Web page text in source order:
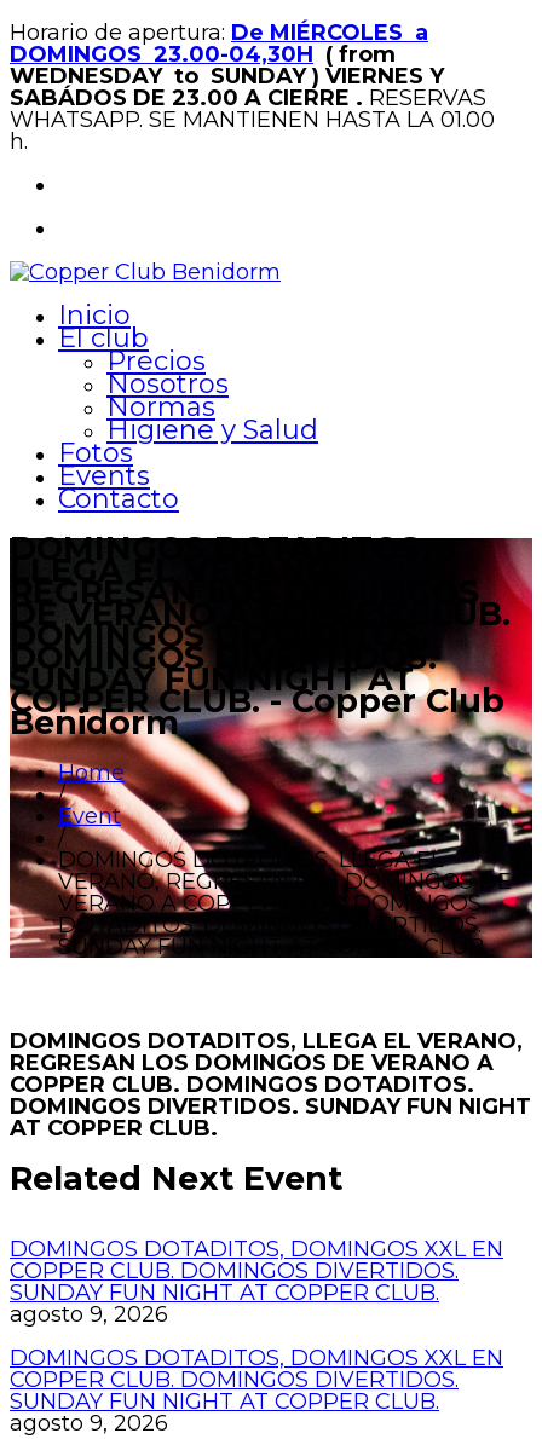
Horario de apertura: De MIÉRCOLES a
DOMINGOS 23.00-04,30H ( from
WEDNESDAY to SUNDAY ) VIERNES Y
SABÁDOS DE 23.00 A CIERRE . RESERVAS
WHATSAPP. SE MANTIENEN HASTA LA 01.00
h.
Inicio
El club
Precios
Nosotros
Normas
Higiene y Salud
Fotos
Events
Contacto
DOMINGOS DOTADITOS,
LLEGA EL VERANO,
REGRESAN LOS DOMINGOS
DE VERANO A COPPER CLUB.
DOMINGOS DOTADITOS.
DOMINGOS DIVERTIDOS.
SUNDAY FUN NIGHT AT
COPPER CLUB. - Copper Club
Benidorm
Home
/
Event
/
DOMINGOS DOTADITOS, LLEGA EL
VERANO, REGRESAN LOS DOMINGOS DE
VERANO A COPPER CLUB. DOMINGOS
DOTADITOS. DOMINGOS DIVERTIDOS.
SUNDAY FUN NIGHT AT COPPER CLUB.
DOMINGOS DOTADITOS, LLEGA EL VERANO,
REGRESAN LOS DOMINGOS DE VERANO A
COPPER CLUB. DOMINGOS DOTADITOS.
DOMINGOS DIVERTIDOS. SUNDAY FUN NIGHT
AT COPPER CLUB.
Related Next Event
DOMINGOS DOTADITOS, DOMINGOS XXL EN
COPPER CLUB. DOMINGOS DIVERTIDOS.
SUNDAY FUN NIGHT AT COPPER CLUB.
agosto 9, 2026
DOMINGOS DOTADITOS, DOMINGOS XXL EN
COPPER CLUB. DOMINGOS DIVERTIDOS.
SUNDAY FUN NIGHT AT COPPER CLUB.
agosto 9, 2026